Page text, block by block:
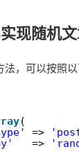
现随机
，可以按照以
(
=>
=>